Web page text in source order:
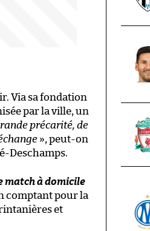
Via sa fondation
par la ville, un
précarité, de
», peut-on
Deschamps.
match à domicile
comptant pour la
et